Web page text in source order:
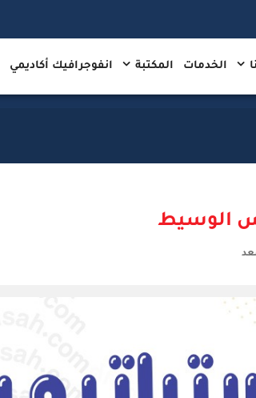
الخدمات المكتبة انفوجرافيك أكاديمي
الوسيط